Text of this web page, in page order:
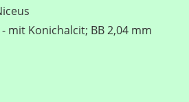
mit Konichalcit; BB 2,04 mm